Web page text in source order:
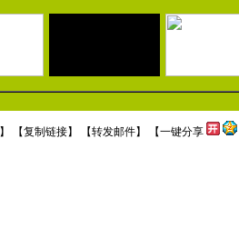
】 【复制链接】 【转发邮件】 【一键分享